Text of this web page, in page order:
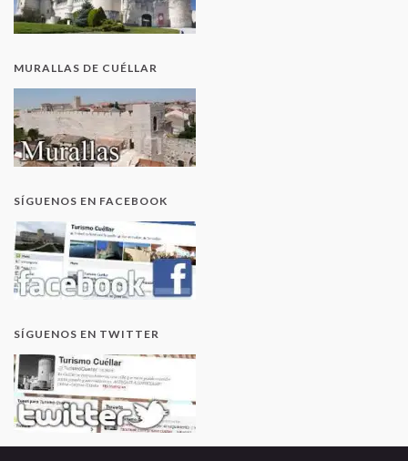
MURALLAS DE CUÉLLAR
SÍGUENOS EN FACEBOOK
SÍGUENOS EN TWITTER